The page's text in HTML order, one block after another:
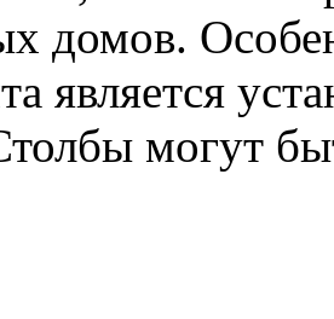
домов.
является
могут